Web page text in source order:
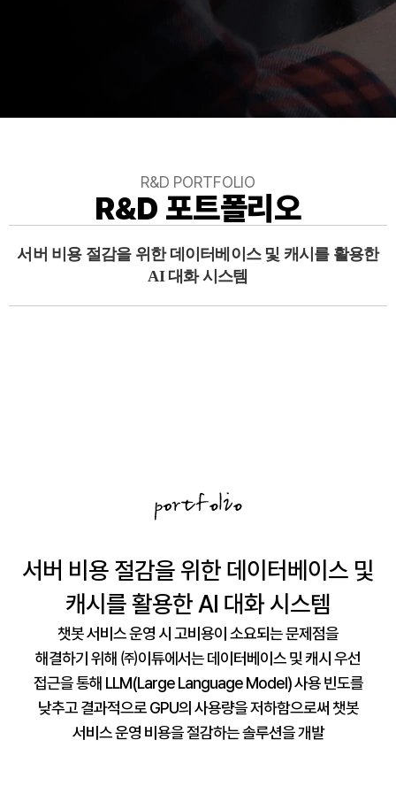
R&D PORTFOLIO
R&D 포트폴리오
서버 비용 절감을 위한 데이터베이스 및 캐시를 활용한
AI 대화 시스템
서버 비용 절감을 위한 데이터베이스 및
캐시를 활용한 AI 대화 시스템
챗봇 서비스 운영 시 고비용이 소요되는 문제점을
해결하기 위해 ㈜이튜에서는 데이터베이스 및 캐시 우선
접근을 통해 LLM(Large Language Model) 사용 빈도를
낮추고 결과적으로 GPU의 사용량을 저하함으로써 챗봇
서비스 운영 비용을 절감하는 솔루션을 개발